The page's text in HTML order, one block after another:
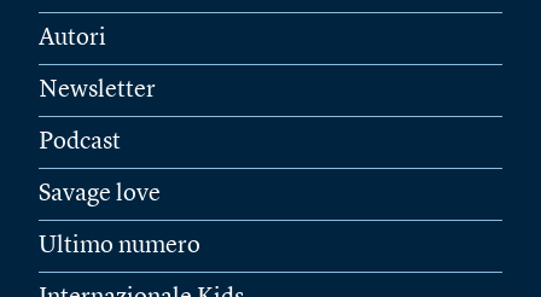
Autori
Newsletter
Podcast
Savage love
Ultimo numero